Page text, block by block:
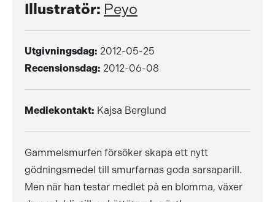
Illustratör: Peyo
Utgivningsdag: 2012-05-25
Recensionsdag: 2012-06-08
Mediekontakt: Kajsa Berglund
Gammelsmurfen försöker skapa ett nytt
gödningsmedel till smurfarnas goda sarsaparill.
Men när han testar medlet på en blomma, växer